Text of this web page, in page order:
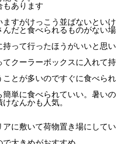
あります
すがけっこう並ばないといけ
だと食べられるものがない場
って行ったほうがいいと思い
クーラーボックスに入れて持
とが多いのですぐに食べられ
単に食べられていい。暑いの
なんかも人気。
に敷いて荷物置き場にしてい